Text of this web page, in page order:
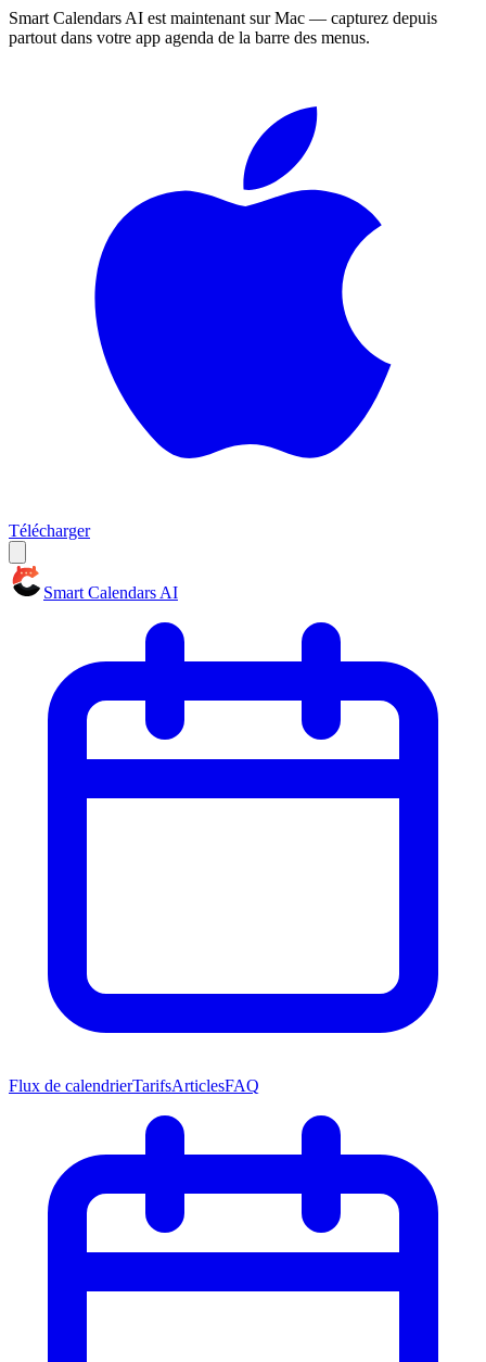
Smart Calendars AI est maintenant sur Mac — capturez depuis
partout dans votre app agenda de la barre des menus.
Télécharger
Smart Calendars AI
Flux de calendrierTarifsArticlesFAQ